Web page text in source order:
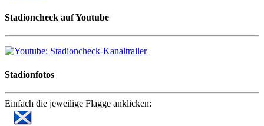
Stadioncheck auf Youtube
Stadionfotos
Einfach die jeweilige Flagge anklicken: